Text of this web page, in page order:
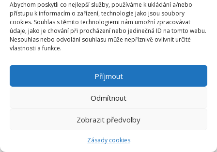
Abychom poskytli co nejlepší služby, používáme k ukládání a/nebo
přístupu k informacím o zařízení, technologie jako jsou soubory
cookies. Souhlas s těmito technologiemi nám umožní zpracovávat
údaje, jako je chování při procházení nebo jedinečná ID na tomto webu.
Nesouhlas nebo odvolání souhlasu může nepříznivě ovlivnit určité
vlastnosti a funkce.
Příjmout
Odmítnout
Zobrazit předvolby
Zásady cookies
SPORTOVIŠTĚ
KRYTÝ PLAVECKÝ BAZÉN
SKI AREÁL PEKLÁK A BIKEPARK
ZIMNÍ STADION NA SKALCE
SEMANÍNSKÁ 2050